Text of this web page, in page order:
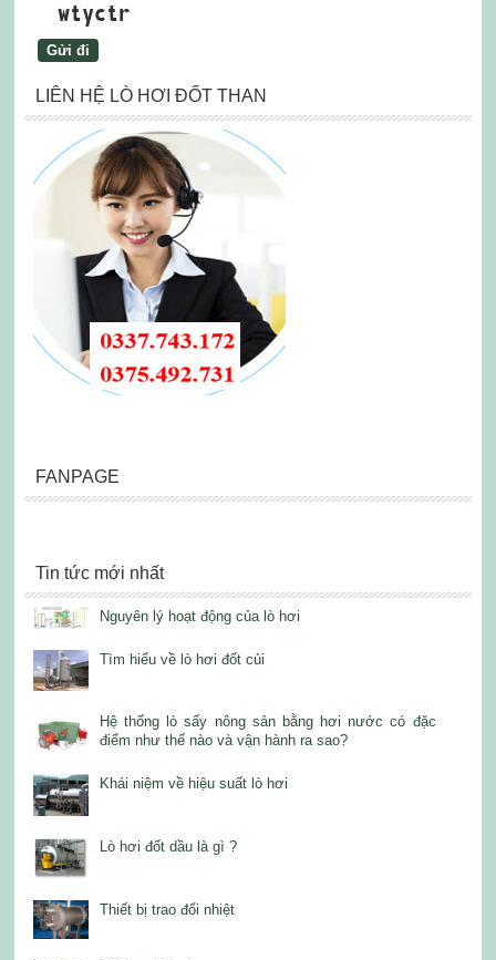
LIÊN HỆ LÒ HƠI ĐỐT THAN
FANPAGE
Tin tức mới nhất
Nguyên lý hoạt động của lò hơi
Tìm hiểu về lò hơi đốt củi
Hệ thống lò sấy nông sản bằng hơi nước có đặc
điểm như thế nào và vận hành ra sao?
Khái niệm về hiệu suất lò hơi
Lò hơi đốt dầu là gì ?
Thiết bị trao đổi nhiệt